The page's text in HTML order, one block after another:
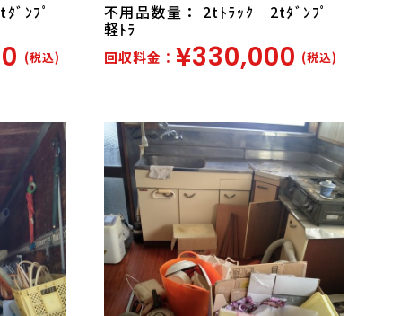
ﾀﾞﾝﾌﾟ
(税込)
不用品数量： 2tﾄﾗｯｸ 2tﾀﾞﾝﾌﾟ
軽ﾄﾗ
回収料金： ¥330,000 (税込)